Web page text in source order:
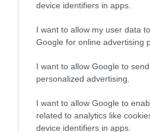
device identifiers in apps.
I want to allow my user data
Google for online advertising
I want to allow Google to
personalized advertising.
I want to allow Google to
related to analytics like
device identifiers in apps.
Ρόδος: Έγραψαν 80χρονη για
Θρήνος σε όλη την Εύβοια για
επιχειρηματία που έφυγε απο
08.08.2026 | 16:20
Κάνεις δεν ξεχνά τι
έζησε η Εύβοια πριν